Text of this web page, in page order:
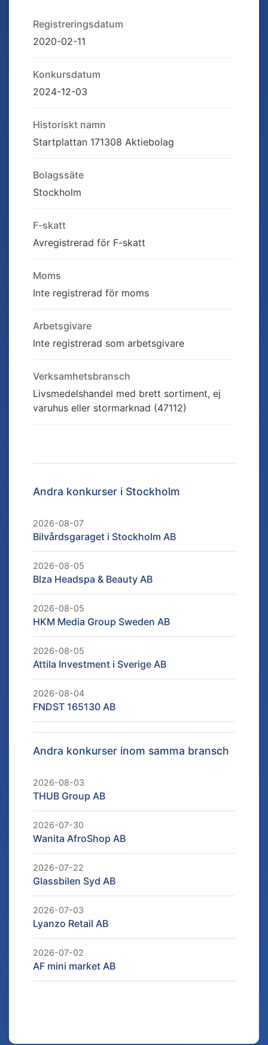
Registreringsdatum
2020-02-11
Konkursdatum
2024-12-03
Historiskt namn
Startplattan 171308 Aktiebolag
Bolagssäte
Stockholm
F-skatt
Avregistrerad för F-skatt
Moms
Inte registrerad för moms
Arbetsgivare
Inte registrerad som arbetsgivare
Verksamhetsbransch
Livsmedelshandel med brett sortiment, ej
varuhus eller stormarknad (47112)
Andra konkurser i Stockholm
2026-08-07
Bilvårdsgaraget i Stockholm AB
2026-08-05
Blza Headspa & Beauty AB
2026-08-05
HKM Media Group Sweden AB
2026-08-05
Attila Investment i Sverige AB
2026-08-04
FNDST 165130 AB
Andra konkurser inom samma bransch
2026-08-03
THUB Group AB
2026-07-30
Wanita AfroShop AB
2026-07-22
Glassbilen Syd AB
2026-07-03
Lyanzo Retail AB
2026-07-02
AF mini market AB